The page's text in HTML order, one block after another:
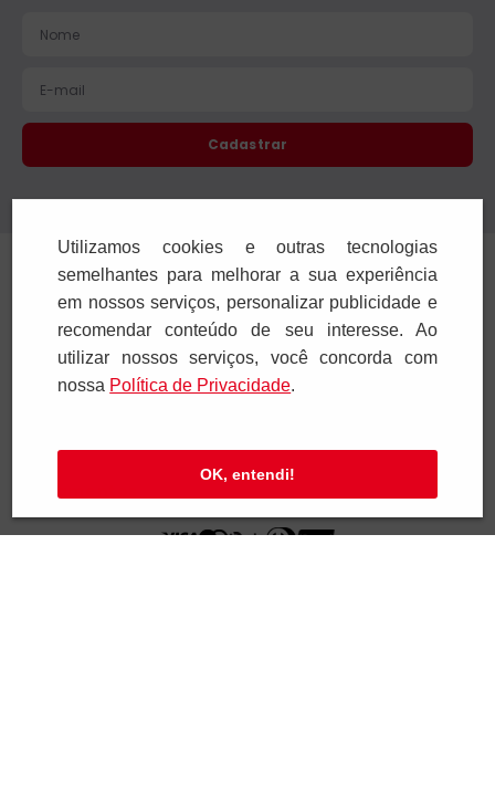
Confira nossa Política de Privacidade.
Cadastrar
Ajuda e Suporte
Televendas
Pagamentos
Utilizamos cookies e outras tecnologias
semelhantes para melhorar a sua experiência
em nossos serviços, personalizar publicidade e
recomendar conteúdo de seu interesse. Ao
utilizar nossos serviços, você concorda com
nossa Polí­tica de Privacidade.
OK, entendi!